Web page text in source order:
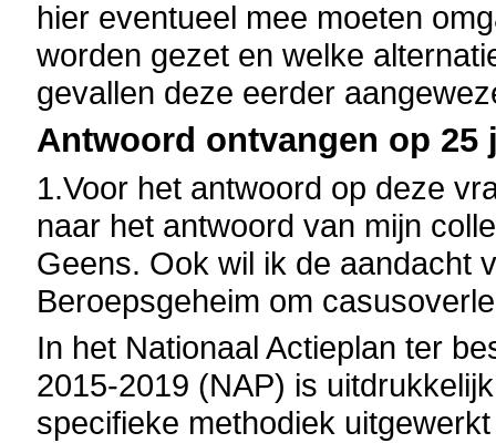
hier eventueel mee moeten
worden gezet en welke
gevallen deze eerder
Antwoord ontvangen op 25
1.Voor het antwoord op deze
naar het antwoord van mijn
Geens. Ook wil ik de aandacht
Beroepsgeheim om
In het Nationaal Actieplan ter
2015-2019 (NAP) is
specifieke methodiek